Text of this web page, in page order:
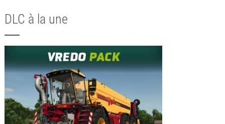
DLC à la une